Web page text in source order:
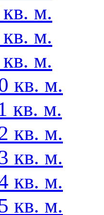
м.
м.
м.
кв. м.
кв. м.
кв. м.
кв. м.
кв. м.
кв. м.